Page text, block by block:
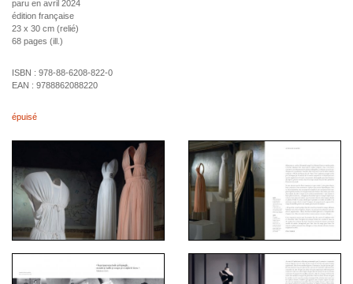
paru en avril 2024
édition française
23 x 30 cm (relié)
68 pages (ill.)
ISBN : 978-88-6208-822-0
EAN : 9788862088220
épuisé